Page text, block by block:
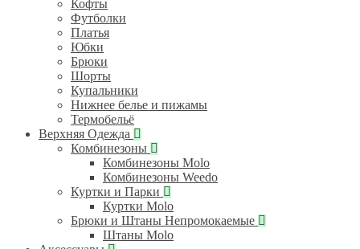
Кофты
Футболки
Платья
Юбки
Брюки
Шорты
Купальники
Нижнее белье и пижамы
Термобельё
Верхняя Одежда
Комбинезоны
Комбинезоны Molo
Комбинезоны Weedo
Куртки и Парки
Куртки Molo
Брюки и Штаны Непромокаемые
Штаны Molo